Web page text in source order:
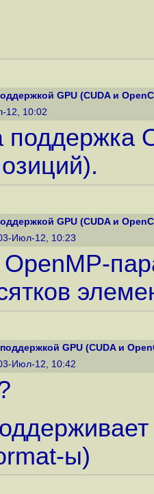
GPU (CUDA и
12, 10:02
GPU (CUDA и
Июл-12, 10:23
GPU (CUDA и
Июл-12, 10:42
ы)